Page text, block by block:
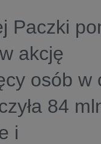
Paczki
akcję
osób w
84
i